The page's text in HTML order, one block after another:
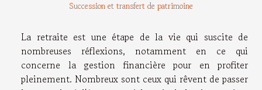
Succession et transfert de patrimoine
La retraite est une étape de la vie qui suscite de
nombreuses réflexions, notamment en ce qui
concerne la gestion financière pour en profiter
pleinement. Nombreux sont ceux qui rêvent de passer